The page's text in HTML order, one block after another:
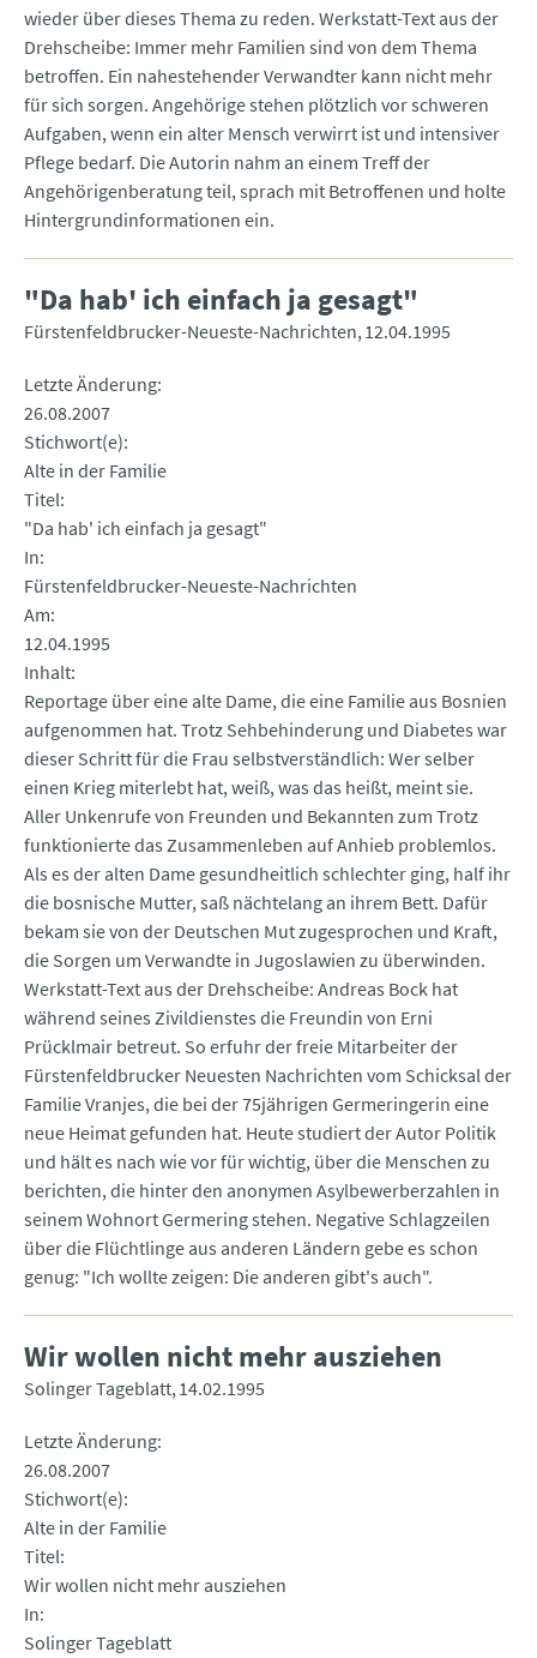
wieder über dieses Thema zu reden. Werkstatt-Text aus der
Drehscheibe: Immer mehr Familien sind von dem Thema
betroffen. Ein nahestehender Verwandter kann nicht mehr
für sich sorgen. Angehörige stehen plötzlich vor schweren
Aufgaben, wenn ein alter Mensch verwirrt ist und intensiver
Pflege bedarf. Die Autorin nahm an einem Treff der
Angehörigenberatung teil, sprach mit Betroffenen und holte
Hintergrundinformationen ein.
"Da hab' ich einfach ja gesagt"
Fürstenfeldbrucker-Neueste-Nachrichten 12.04.1995
Letzte Änderung
26.08.2007
Stichwort(e)
Alte in der Familie
Titel
"Da hab' ich einfach ja gesagt"
In
Fürstenfeldbrucker-Neueste-Nachrichten
Am
12.04.1995
Inhalt
Reportage über eine alte Dame, die eine Familie aus Bosnien
aufgenommen hat. Trotz Sehbehinderung und Diabetes war
dieser Schritt für die Frau selbstverständlich: Wer selber
einen Krieg miterlebt hat, weiß, was das heißt, meint sie.
Aller Unkenrufe von Freunden und Bekannten zum Trotz
funktionierte das Zusammenleben auf Anhieb problemlos.
Als es der alten Dame gesundheitlich schlechter ging, half ihr
die bosnische Mutter, saß nächtelang an ihrem Bett. Dafür
bekam sie von der Deutschen Mut zugesprochen und Kraft,
die Sorgen um Verwandte in Jugoslawien zu überwinden.
Werkstatt-Text aus der Drehscheibe: Andreas Bock hat
während seines Zivildienstes die Freundin von Erni
Prücklmair betreut. So erfuhr der freie Mitarbeiter der
Fürstenfeldbrucker Neuesten Nachrichten vom Schicksal der
Familie Vranjes, die bei der 75jährigen Germeringerin eine
neue Heimat gefunden hat. Heute studiert der Autor Politik
und hält es nach wie vor für wichtig, über die Menschen zu
berichten, die hinter den anonymen Asylbewerberzahlen in
seinem Wohnort Germering stehen. Negative Schlagzeilen
über die Flüchtlinge aus anderen Ländern gebe es schon
genug: "Ich wollte zeigen: Die anderen gibt's auch".
Wir wollen nicht mehr ausziehen
Solinger Tageblatt 14.02.1995
Letzte Änderung
26.08.2007
Stichwort(e)
Alte in der Familie
Titel
Wir wollen nicht mehr ausziehen
In
Solinger Tageblatt